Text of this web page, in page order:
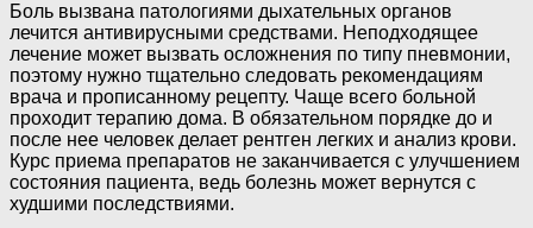
Боль вызвана патологиями дыхательных органов
лечится антивирусными средствами. Неподходящее
лечение может вызвать осложнения по типу пневмонии,
поэтому нужно тщательно следовать рекомендациям
врача и прописанному рецепту. Чаще всего больной
проходит терапию дома. В обязательном порядке до и
после нее человек делает рентген легких и анализ крови.
Курс приема препаратов не заканчивается с улучшением
состояния пациента, ведь болезнь может вернутся с
худшими последствиями.